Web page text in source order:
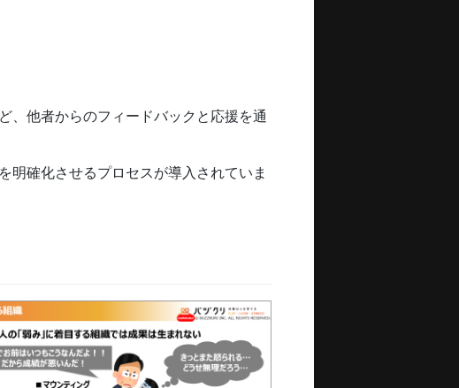
、他者からのフィードバックと応援を通
明確化させるプロセスが導入されていま